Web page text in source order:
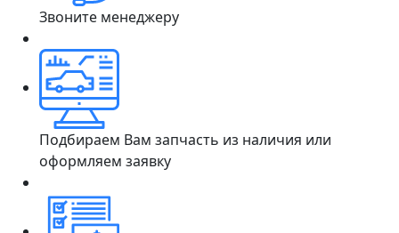
Звоните менеджеру
Подбираем Вам запчасть из наличия или
оформляем заявку